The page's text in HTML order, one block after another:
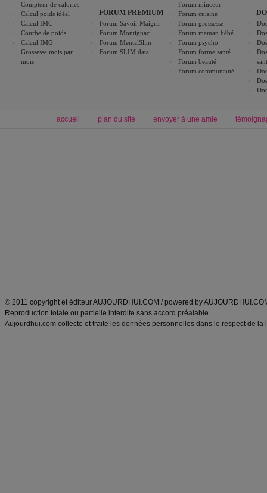
Compteur de calories
Calcul poids idéal
Calcul IMC
Courbe de poids
Calcul IMG
Grossesse mois par
mois
FORUM PREMIUM
Forum Savoir Maigrir
Forum Montignac
Forum MentalSlim
Forum SLIM data
Forum minceur
Forum cuisine
Forum grossesse
Forum maman bébé
Forum psycho
Forum forme santé
Forum beauté
Forum communauté
accueil plan du site envoyer à une amie
© 2011 copyright et éditeur AUJOURDHUI.COM / powered by
Reproduction totale ou partielle interdite sans accord préalable.
Aujourdhui.com collecte et traite les données personnelles dans le respect de